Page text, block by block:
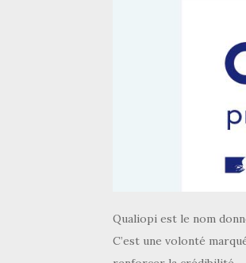
Qualiopi est le nom
C’est une volonté